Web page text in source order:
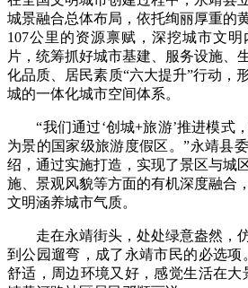
城景融合总体布局，依托绚丽厚重的
107公里的资源禀赋，深挖城市文
片，统筹抓好城市基建、服务设施、
化品质、居民素质“六大提升”行动，
城的一体化城市空间体系。
“我们通过‘创城+旅游’推进模式
为景的国家级旅游度假区。”永靖县
绍，通过实施打造，实现了景区与城
施、景观风貌等方面的有机深度融合
文明涵养城市气质。
走在永靖街头，处处绿意盎然，
到公园遛弯，成了永靖市民的必选项
舒适，周边环境又好，感觉生活在大